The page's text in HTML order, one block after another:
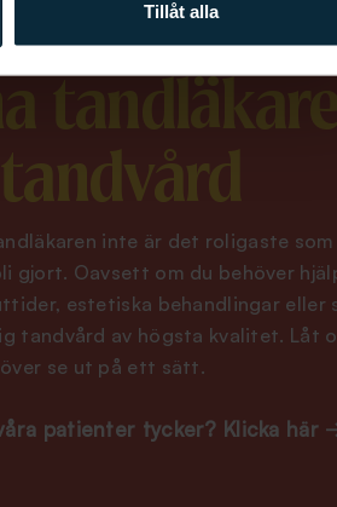
Tillåt alla
inte är det roligaste
gjort. Oavsett om du behöver
estetiska behandlingar eller
tandvård av högsta kvalitet. Låt
se ut på ett sätt.
patienter tycker? Klicka här